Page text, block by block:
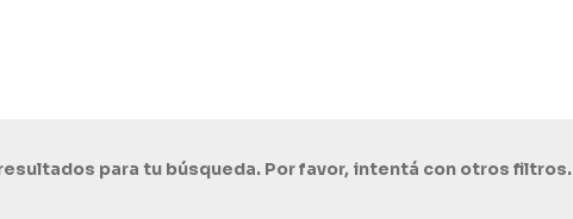
para tu búsqueda. Por favor, intentá con otros filtros.